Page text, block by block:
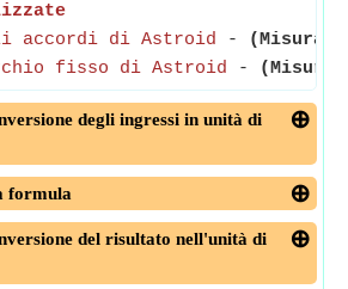
accordi di Astroid -
fisso di Astroid -
degli ingressi in unità di
formula
del risultato nell'unità di